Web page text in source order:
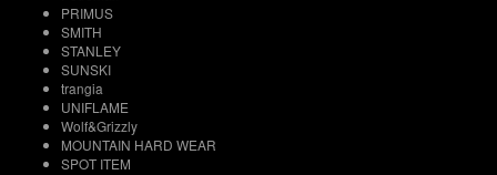
PRIMUS
SMITH
STANLEY
SUNSKI
trangia
UNIFLAME
Wolf&Grizzly
MOUNTAIN HARD WEAR
SPOT ITEM